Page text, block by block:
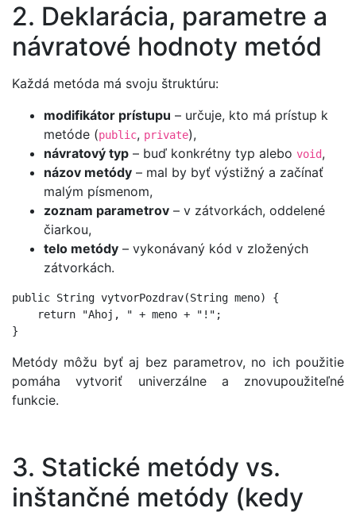
2. Deklarácia, parametre a
návratové hodnoty metód
Každá metóda má svoju štruktúru:
modifikátor prístupu – určuje, kto má prístup k
metóde (public, private),
návratový typ – buď konkrétny typ alebo void,
názov metódy – mal by byť výstižný a začínať
malým písmenom,
zoznam parametrov – v zátvorkách, oddelené
čiarkou,
telo metódy – vykonávaný kód v zložených
zátvorkách.
public String vytvorPozdrav(String meno) {
    return "Ahoj, " + meno + "!";
Metódy môžu byť aj bez parametrov, no ich použitie
pomáha vytvoriť univerzálne a znovupoužiteľné
funkcie.
3. Statické metódy vs.
inštančné metódy (kedy